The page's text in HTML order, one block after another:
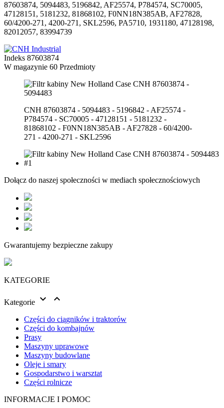
87603874, 5094483, 5196842, AF25574, P784574, SC70005,
47128151, 5181232, 81868102, F0NN18N385AB, AF27828,
60/4200-271, 4200-271, SKL2596, PA5710, 1931180, 47128198,
82012057, 83994739
Indeks 87603874
W magazynie 60 Przedmioty
CNH 87603874 - 5094483 - 5196842 - AF25574 -
P784574 - SC70005 - 47128151 - 5181232 -
81868102 - F0NN18N385AB - AF27828 - 60/4200-
271 - 4200-271 - SKL2596
Dołącz do naszej społeczności w mediach społecznościowych
Gwarantujemy bezpieczne zakupy
KATEGORIE
Kategorie  
Części do ciągników i traktorów
Części do kombajnów
Prasy
Maszyny uprawowe
Maszyny budowlane
Oleje i smary
Gospodarstwo i warsztat
Części rolnicze
INFORMACJE I POMOC